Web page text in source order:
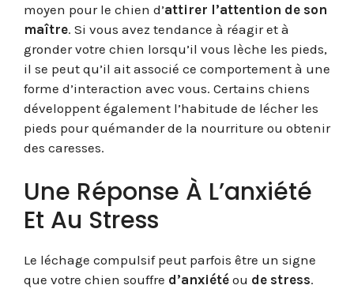
moyen pour le chien d’attirer l’attention de son
maître. Si vous avez tendance à réagir et à
gronder votre chien lorsqu’il vous lèche les pieds,
il se peut qu’il ait associé ce comportement à une
forme d’interaction avec vous. Certains chiens
développent également l’habitude de lécher les
pieds pour quémander de la nourriture ou obtenir
des caresses.
Une Réponse À L’anxiété
Et Au Stress
Le léchage compulsif peut parfois être un signe
que votre chien souffre d’anxiété ou de stress.